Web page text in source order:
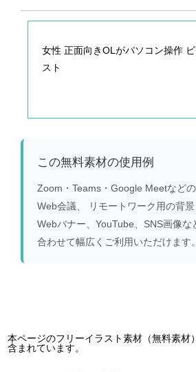
女性 正面向きOLがパソコン操作
スト
この無料素材の使用例
Zoom・Teams・Google Meetなど
Web会議、 リモートワーク用の背景
Webバナー、YouTube、SNS画像な
合わせて幅広くご利用いただけます。
本ページのフリーイラスト素材（無料素材
含まれています。